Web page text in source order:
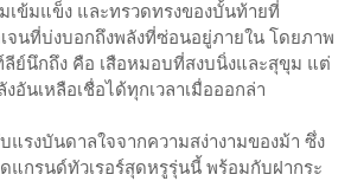
เข้มแข็ง และทรวดทรงของบั้นท้ายที่
จนที่บ่งบอกถึงพลังที่ซ่อนอยู่ภายใน โดยภาพ
ย์นึกถึง คือ เสือหมอบที่สงบนิ่งและสุขุม แต่
นเหลือเชื่อได้ทุกเวลาเมื่อออกล่า
แรงบันดาลใจจากความสง่างามของม้า ซึ่ง
แกรนด์ทัวเรอร์สุดหรูรุ่นนี้ พร้อมกับฝากระ